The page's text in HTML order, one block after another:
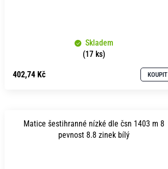
Skladem
(17 ks)
402,74 Kč KOUPIT
Matice šestihranné nízké dle čsn 1403 m 8
pevnost 8.8 zinek bílý